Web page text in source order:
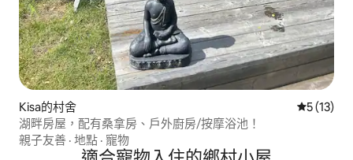
Kisa的村舍 從 13 則
5 (13)
湖畔房屋，配有桑拿房、戶外廚房/按摩浴池！
親子友善 · 地點 · 寵物